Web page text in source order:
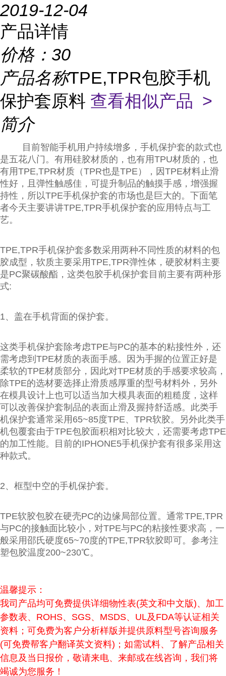
2019-12-04
产品详情
价格： 30
产品名称TPE,TPR包胶手机
保护套原料 查看相似产品 >
简介
目前智能手机用户持续增多，手机保护套的款式也
是五花八门。有用硅胶材质的，也有用TPU材质的，也
有用TPE,TPR材质（TPR也是TPE），因TPE材料止滑
性好，且弹性触感佳，可提升制品的触摸手感，增强握
持性，所以TPE手机保护套的市场也是巨大的。下面笔
者今天主要讲讲TPE,TPR手机保护套的应用特点与工
艺。
TPE,TPR手机保护套多数采用两种不同性质的材料的包
胶成型，软质主要采用TPE,TPR弹性体，硬胶材料主要
是PC聚碳酸酯，这类包胶手机保护套目前主要有两种形
式:
1、盖在手机背面的保护套。
这类手机保护套除考虑TPE与PC的基本的粘接性外，还
需考虑到TPE材质的表面手感。因为手握的位置正好是
柔软的TPE材质部分，因此对TPE材质的手感要求较高，
除TPE的选材要选择止滑质感厚重的型号材料外，另外
在模具设计上也可以适当加大模具表面的粗糙度，这样
可以改善保护套制品的表面止滑及握持舒适感。此类手
机保护套通常采用65~85度TPE、TPR软胶。另外此类手
机包覆套由于TPE包胶面积相对比较大，还需要考虑TPE
的加工性能。目前的IPHONE5手机保护套有很多采用这
种款式。
2、框型中空的手机保护套。
TPE软胶包胶在硬壳PC的边缘局部位置。通常TPE,TPR
与PC的接触面比较小，对TPE与PC的粘接性要求高，一
般采用邵氏硬度65~70度的TPE,TPR软胶即可。参考注
塑包胶温度200~230℃。
温馨提示：
我司产品均可免费提供详细物性表(英文和中文版)、加工
参数表、ROHS、SGS、MSDS、UL及FDA等认证相关
资料；可免费为客户分析样版并提供原料型号咨询服务
(可免费帮客户翻译英文资料)；如需试料、了解产品相关
信息及当日报价，敬请来电、来邮或在线咨询，我们将
竭诚为您服务！